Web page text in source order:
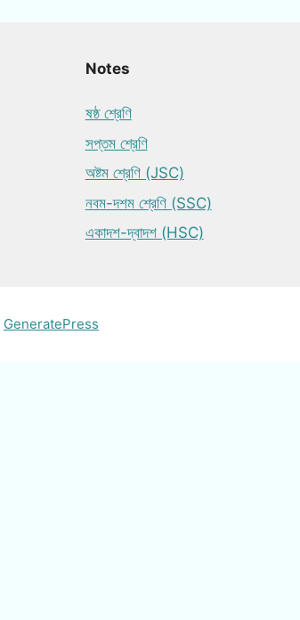
Notes
ষষ্ঠ শ্রেণি
সপ্তম শ্রেণি
অষ্টম শ্রেণি (JSC)
নবম-দশম শ্রেণি (SSC)
একাদশ-দ্বাদশ (HSC)
GeneratePress